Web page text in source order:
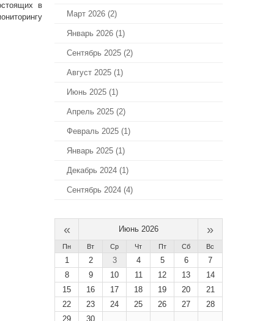
в
Март 2026 (2)
Январь 2026 (1)
Сентябрь 2025 (2)
Август 2025 (1)
Июнь 2025 (1)
Апрель 2025 (2)
Февраль 2025 (1)
Январь 2025 (1)
Декабрь 2024 (1)
Сентябрь 2024 (4)
« Июнь 2026 »
Пн Вт Ср Чт Пт Сб Вс
1 2 3 4 5 6
7
8
9 10 11 12 13
14
15
16 17 18 19 20
21
22
23 24 25 26 27
28
29
30